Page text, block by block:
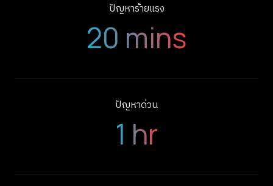
ปัญหาร้ายแรง
20 mins
ปัญหาด่วน
1 hr